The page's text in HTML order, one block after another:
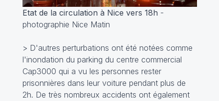
Etat de la circulation à Nice vers 18h -
photographie Nice Matin
> D'autres perturbations ont été notées comme
l'inondation du parking du centre commercial
Cap3000 qui a vu les personnes rester
prisonnières dans leur voiture pendant plus de
2h. De très nombreux accidents ont également